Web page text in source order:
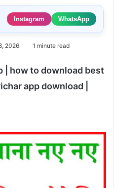
Instagram WhatsApp
2026 1 minute read
| how to download best
app download |